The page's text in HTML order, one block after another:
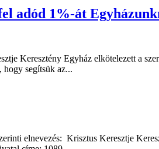
adód 1%-át
Keresztény Egyház elkötelezett a
hogy segítsük az...
elnevezés: Krisztus Keresztje